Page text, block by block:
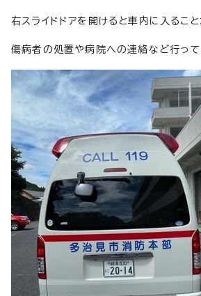
右スライドドアを開けると車内に入ること
傷病者の処置や病院への連絡など行って